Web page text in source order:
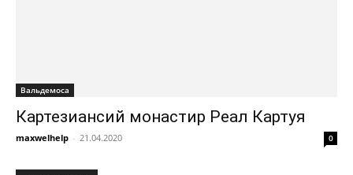
Вальдемоса
Картезиансий монастир Реал Картуя
maxwelhelp - 21.04.2020 0